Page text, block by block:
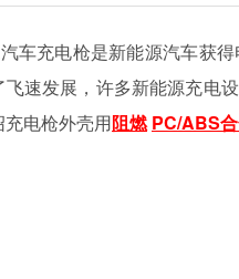
车充电枪是新能源汽车获
飞速发展，许多新能源充电
电枪外壳用阻燃 PC/ABS